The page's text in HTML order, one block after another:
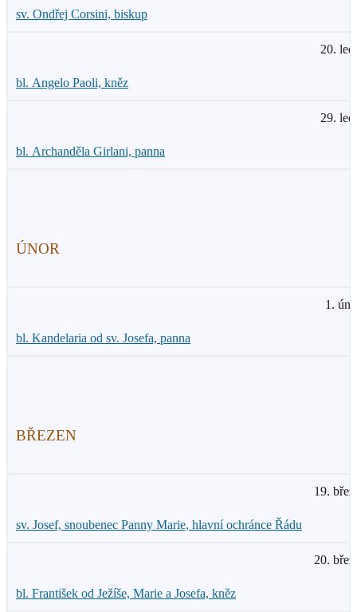
sv. Ondřej Corsini, biskup
20.
bl. Angelo Paoli, kněz
29.
bl. Archanděla Girlani, panna
ÚNOR
1.
bl. Kandelaria od sv. Josefa, panna
BŘEZEN
19.
sv. Josef, snoubenec Panny Marie, hlavní ochránce Řádu
20.
bl. František od Ježíše, Marie a Josefa, kněz